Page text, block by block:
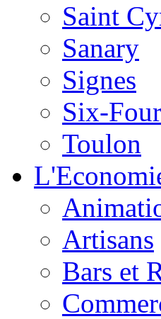
Saint
Sanary
Signes
Six-
Toulon
Artisans
Bars et